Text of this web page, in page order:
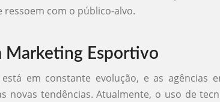
ressoem com o público-alvo.
Marketing Esportivo
em constante evolução, e as agências
novas tendências. Atualmente, o uso de